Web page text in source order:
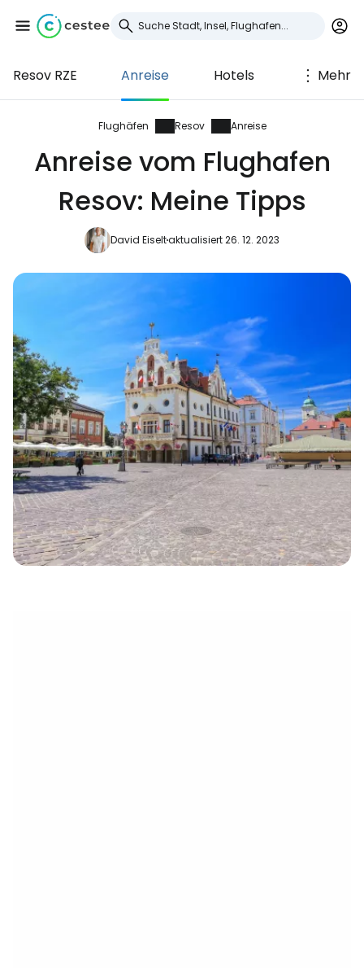
Resov RZE Anreise Hotels Mehr
Flughäfen Resov Anreise
Anreise vom Flughafen
Resov: Meine Tipps
David Eiseltaktualisiert 26. 12. 2023
Anmeldung bei
Cestee
... die weltweite Reise-Community
Weiter mit E-Mail